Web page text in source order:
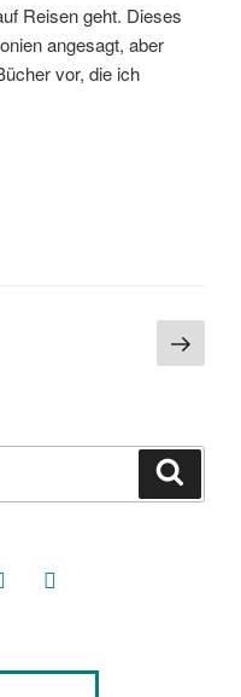
Reisen geht. Dieses
angesagt, aber
vor, die ich
Seite
goodreads